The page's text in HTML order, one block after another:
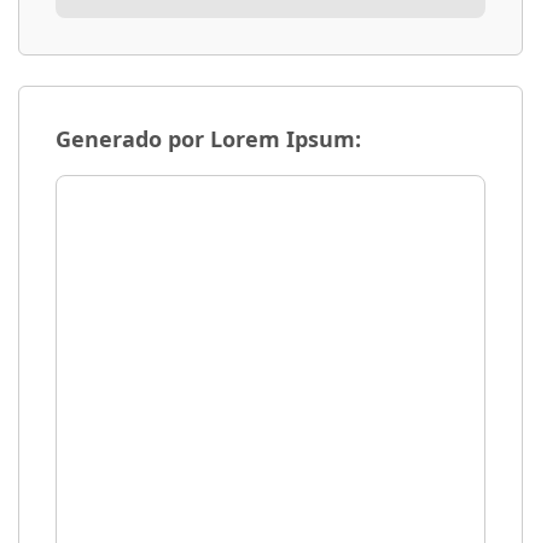
Generado por Lorem Ipsum: